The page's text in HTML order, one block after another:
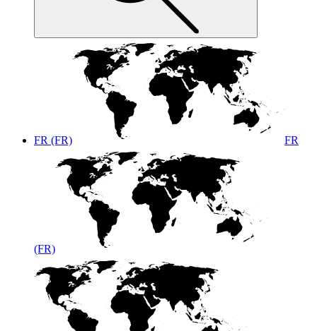
FR (FR) FR
(FR)